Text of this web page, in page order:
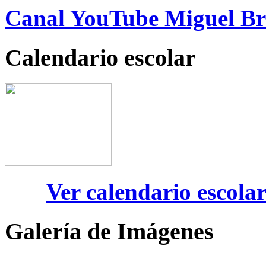
Canal YouTube Miguel
Calendario escolar
Ver calendario escolar
Galería de Imágenes